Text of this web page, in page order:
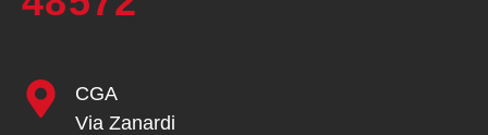
CGA
Via Zanardi